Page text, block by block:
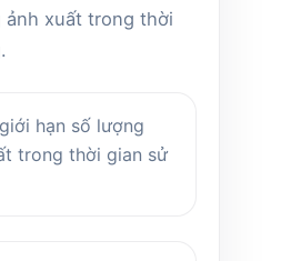
ảnh xuất trong thời
hạn số lượng
trong thời gian sử